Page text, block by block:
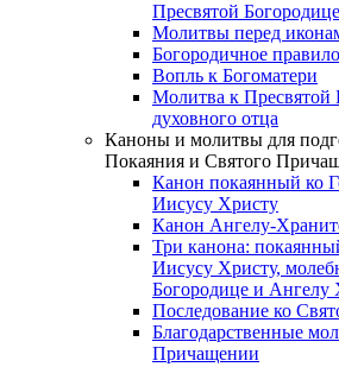
Пресвятой Богородице
Молитвы перед
Богородичное правило
Вопль к Богоматери
Молитва к Пресвятой
духовного отца
Каноны и молитвы для
Покаяния и Святого
Канон покаянный ко
Иисусу Христу
Канон Ангелу-
Три канона:
Иисусу Христу,
Богородице и Ангелу
Последование ко
Благодарственные
Причащении